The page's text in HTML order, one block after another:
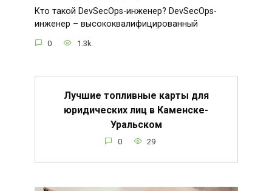
Кто такой DevSecOps-инженер? DevSecOps-
инженер – высококвалифицированный
0 1.3k.
Лучшие топливные карты для
юридических лиц в Каменске-
Уральском
0 29